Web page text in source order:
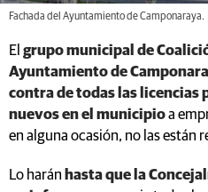
Fachada del Ayuntamiento de Camponaraya.
El grupo municipal de
Ayuntamiento de
contra de todas las licencias
nuevos en el municipioa
en alguna ocasión, no las están
Lo harán hasta que la